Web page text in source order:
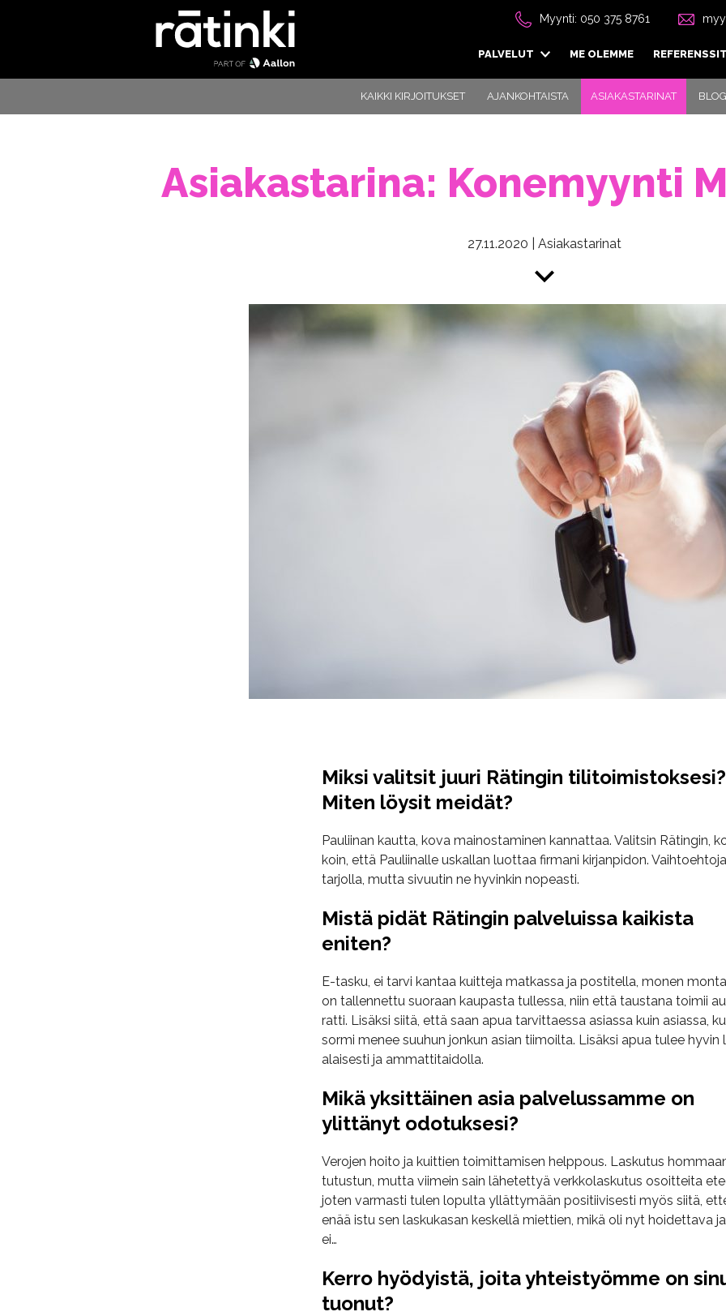
Myynti: 050 375 8761
PALVELUT ME OLEMME REFERENSSIT
KAIKKI KIRJOITUKSET AJANKOHTAISTA ASIAKASTARINAT
Asiakastarina: Konemyynti
27.11.2020 Asiakastarinat
Miksi valitsit juuri Rätingin tilitoimistoksesi?
Miten löysit meidät?
Pauliinan kautta, kova mainostaminen kannattaa. Valitsin Rätingin,
koin, että Pauliinalle uskallan luottaa firmani kirjanpidon.
tarjolla, mutta sivuutin ne hyvinkin nopeasti.
Mistä pidät Rätingin palveluissa kaikista
eniten?
E-tasku, ei tarvi kantaa kuitteja matkassa ja postitella, monen
on tallennettu suoraan kaupasta tullessa, niin että taustana toimii
ratti. Lisäksi siitä, että saan apua tarvittaessa asiassa kuin asiassa,
sormi menee suuhun jonkun asian tiimoilta. Lisäksi apua tulee hyvin
alaisesti ja ammattitaidolla.
Mikä yksittäinen asia palvelussamme on
ylittänyt odotuksesi?
Verojen hoito ja kuittien toimittamisen helppous. Laskutus
tutustun, mutta viimein sain lähetettyä verkkolaskutus osoitteita
joten varmasti tulen lopulta yllättymään positiivisesti myös siitä,
enää istu sen laskukasan keskellä miettien, mikä oli nyt hoidettava
ei…
Kerro hyödyistä, joita yhteistyömme on
tuonut?